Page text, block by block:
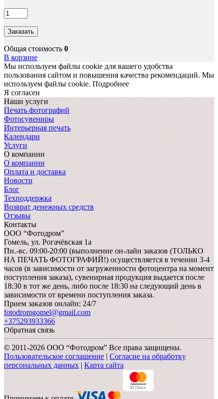
Заказать
Общая стоимость 0
В корзине
Мы используем файлы cookie для вашего удобства
пользования сайтом и повышения качества рекомендаций. Мы
используем файлы cookie. Подробнее
Я согласен
Наши услуги
Печать фотографий
Фотосувениры
Интерьерная печать
Календари
Услуги
О компании
О компании
Оплата и доставка
Новости
Блог
Техподдержка
Возврат денежных средств
Отзывы
Контакты
ООО “Фотодром”
Гомель, ул. Рогачёвская 1а
Пн.-вс. 09:00-20:00 (выполнение он-лайн заказов (ТОЛЬКО
НА ПЕЧАТЬ ФОТОГРАФИЙ!) осуществляется в течении 3-4
часов (в зависимости от загруженности фотоцентра на момент
поступления заказа), сувенирная продукция выдается после
18:30 в тот же день, либо после 18:30 на следующий день в
зависимости от времени поступления заказа.
Прием заказов онлайн: 24/7
fotodromgomel@gmail.com
+375293933366
Обратная связь
© 2011-2026 ООО “Фотодром” Все права защищены.
Пользовательское соглашение | Согласие на обработку
персональных данных | Карта сайта